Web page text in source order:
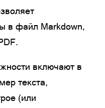
в файл Markdown,
включают в
текста,
(или